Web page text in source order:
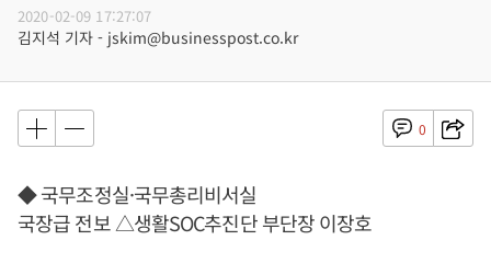
2020-02-09 17:27:07
김지석 기자 - jskim@businesspost.co.kr
0
◆ 국무조정실·국무총리비서실
국장급 전보 △생활SOC추진단 부단장 이장호